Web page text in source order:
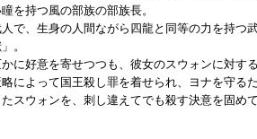
を持つ風の部族の部族長。
で、生身の人間ながら四龍と同等の力を持つ武
。
に好意を寄せつつも、彼女のスウォンに対す
によって国王殺し罪を着せられ、ヨナを守る
スウォンを、刺し違えてでも殺す決意を固めて